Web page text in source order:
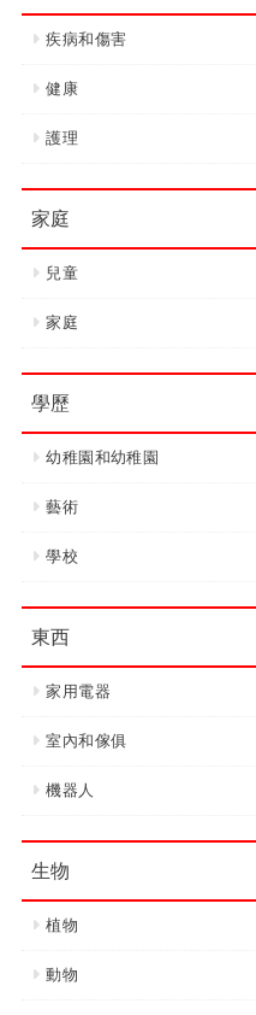
疾病和傷害
健康
護理
家庭
兒童
家庭
學歷
幼稚園和幼稚園
藝術
學校
東西
家用電器
室內和傢俱
機器人
生物
植物
動物